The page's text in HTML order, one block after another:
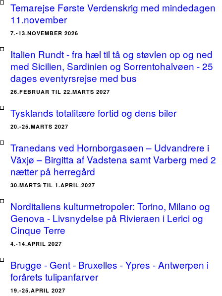
Temarejse Første Verdenskrig med mindedagen
11.november
7.-13.NOVEMBER 2026
Italien Rundt - fra hæl til tå og støvlen op og ned
med Sicilien, Sardinien og Sorrentohalvøen - 25
dages eventyrsrejse med bus
26.FEBRUAR TIL 22.MARTS 2027
Tysklands totalitære fortid og dens biler
20.-25.MARTS 2027
Tranedans ved Hornborgasøen – Udvandrere i
Växjø – Birgitta af Vadstena samt Varberg med 2
nætter på herregård
30.MARTS TIL 1.APRIL 2027
Norditaliens kulturmetropoler: Torino, Milano og
Genova - Livsnydelse på Rivieraen i Lerici og
Cinque Terre
4.-14.APRIL 2027
Brugge - Gent - Bruxelles - Ypres - Antwerpen i
forårets tulipanfarver
19.-25.APRIL 2027